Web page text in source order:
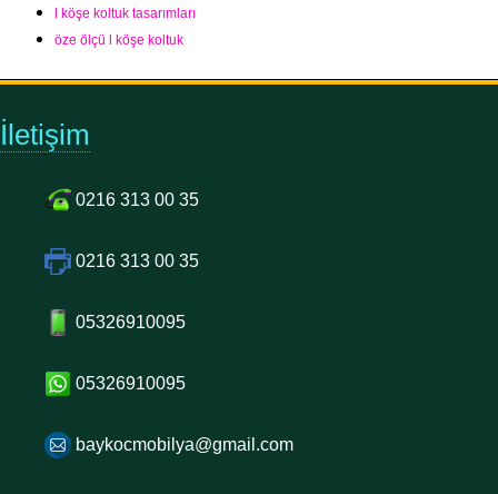
l köşe koltuk tasarımları
öze ölçü l köşe koltuk
İletişim
0216 313 00 35
0216 313 00 35
05326910095
05326910095
baykocmobilya@gmail.com